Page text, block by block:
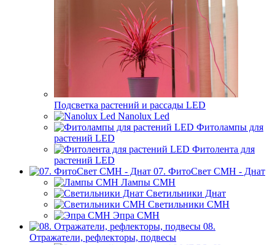
Подсветка растений и рассады LED
Nanolux Led
Фитолампы для
растений LED
Фитолента для
растений LED
07. ФитоСвет CMH - Днат
Лампы СМН
Светильники Днат
Светильники СМН
Эпра СМН
08.
Отражатели, рефлекторы, подвесы